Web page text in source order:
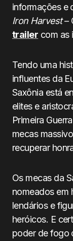
informações e
Iron Harvest–
trailer com as
Tendo uma
influentes da
Saxônia está
elites e
Primeira
mecas
recuperar
Os mecas da
nomeados em
lendários e
heróicos. E
poder de fogo